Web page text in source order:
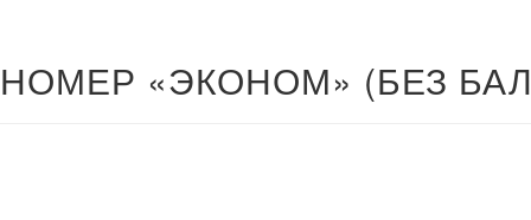
НОМЕР «ЭКОНОМ» (БЕЗ